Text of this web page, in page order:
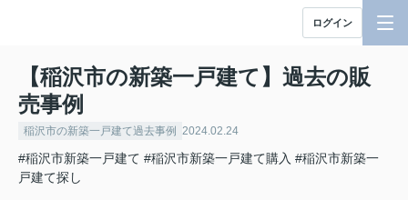
ログイン
【稲沢市の新築一戸建て】過去の販
売事例
稲沢市の新築一戸建て過去事例 2024.02.24
#稲沢市新築一戸建て #稲沢市新築一戸建て購入 #稲沢市新築一
戸建て探し